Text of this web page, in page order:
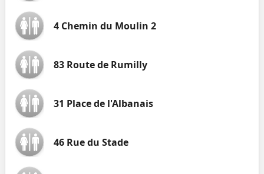
4 Chemin du Moulin 2
83 Route de Rumilly
31 Place de l'Albanais
46 Rue du Stade